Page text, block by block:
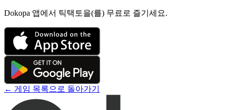
Dokopa 앱에서 틱택토을(를) 무료로 즐기세요.
← 게임 목록으로 돌아가기